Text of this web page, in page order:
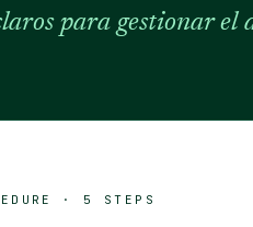
para gestionar el
· 5 STEPS